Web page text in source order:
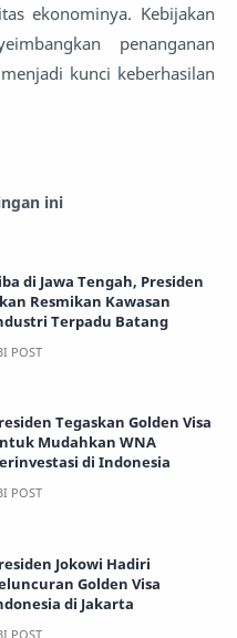
ekonominya. Kebijakan
penanganan
kunci keberhasilan
ini
di Jawa Tengah, Presiden
Resmikan Kawasan
Terpadu Batang
Tegaskan Golden Visa
Mudahkan WNA
di Indonesia
Jokowi Hadiri
Golden Visa
di Jakarta